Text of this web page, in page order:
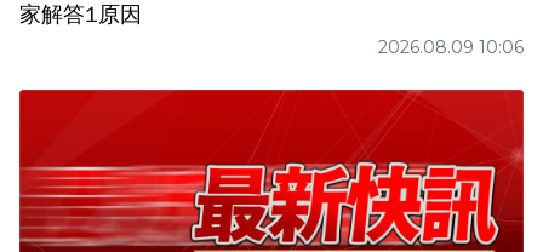
家解答1原因
2026.08.09 10:06